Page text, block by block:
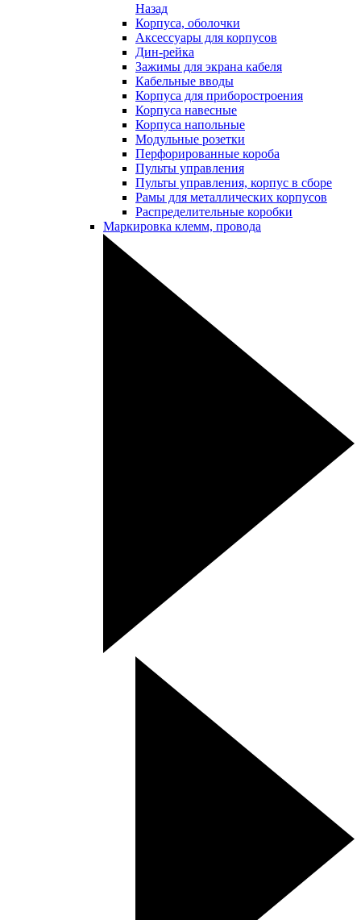
Назад
Корпуса, оболочки
Аксессуары для корпусов
Дин-рейка
Зажимы для экрана кабеля
Кабельные вводы
Корпуса для приборостроения
Корпуса навесные
Корпуса напольные
Модульные розетки
Перфорированные короба
Пульты управления
Пульты управления, корпус в сборе
Рамы для металлических корпусов
Распределительные коробки
Маркировка клемм, провода